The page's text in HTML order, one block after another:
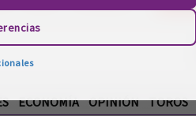
ECONOMÍA OPINIÓN TOROS